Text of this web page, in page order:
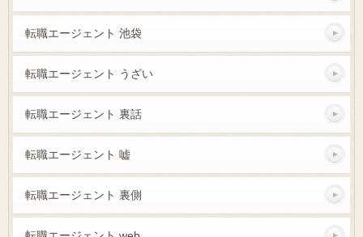
転職エージェント 池袋
転職エージェント うざい
転職エージェント 裏話
転職エージェント 嘘
転職エージェント 裏側